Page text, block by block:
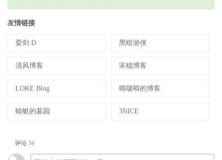
友情链接
耍剑:D 黑暗游侠
清风博客 宋稳博客
LOKE Blog 嘚啵嘚的博客
蜻蜓的墓园 3NICE
评论 34